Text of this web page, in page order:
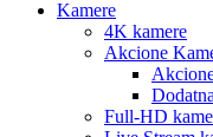
Kamere
4K kamere
Akcione
Full-HD